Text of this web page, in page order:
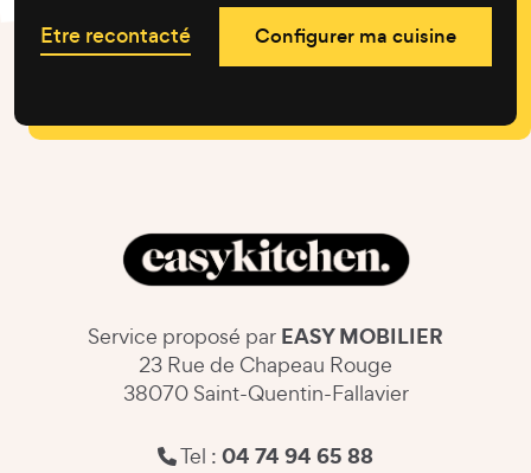
Etre recontacté Configurer ma cuisine
Service proposé par EASY MOBILIER
23 Rue de Chapeau Rouge
38070 Saint-Quentin-Fallavier
Tel : 04 74 94 65 88